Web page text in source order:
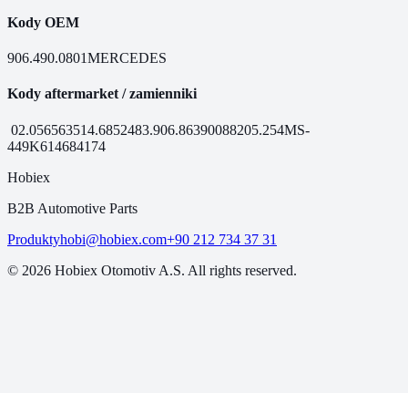
Kody OEM
906.490.0801MERCEDES
Kody aftermarket / zamienniki
02.056563514.6852483.906.86390088205.254MS-
449K614684174
Hobiex
B2B Automotive Parts
Produktyhobi@hobiex.com+90 212 734 37 31
© 2026 Hobiex Otomotiv A.S. All rights reserved.